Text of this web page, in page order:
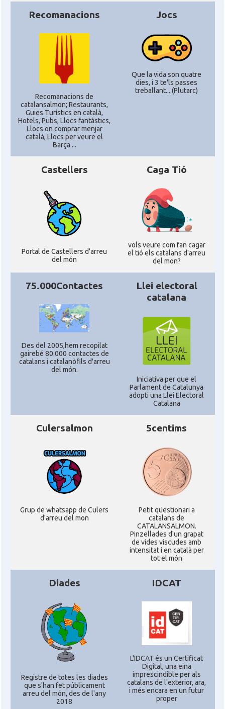
CAMON Catalans a RENO
CAMON Catalans a SAINT LOUIS
CAMON Catalans a San Antonio - Texas
CAMON Catalans a San Diego
CAMON Catalans a SAN FRANCISCO
Catalans a Sarasota, Florida, USA
CAMON Catalans a SEATTLE
CAMON
Catalans a Silicon Valley (San Jose),
California, USA
CAMON Catalans a TAMPA
CAMON Catalans a TENNESSEE
CAMON Catalans a UTAH
CAMON Catalans a VIRGINIA
Catalans a WASHINGTON DC
Catalans a WISCONSIN
Casal
American Institute for Catalan
Studies (AICS)
Casal Català del Nord de Califòrnia
Casal dels Països Catalans a
Califòrnia
Catalan Institute of America
Casal Fundació Paulí Bellet
North American Catalan Society
(NACS)
Acció ACCIÓ a Austin
Recomanacions
Recomanacions de
catalansalmon; Restaurants,
Guies Turístics en català,
Hotels, Pubs, Llocs fantàstics,
Llocs on comprar menjar
català, Llocs per veure el
Barça ...
Jocs
Que la vida son quatre
dies, i 3 te'ls passes
treballant... (Plutarc)
Castellers
Portal de Castellers d'arreu
del món
Caga Tió
vols veure com fan cagar
el tió els catalans d'arreu
del mon?
75.000Contactes
Des del 2005,hem recopilat
gairebé 80.000 contactes de
catalans i catalanòfils d'arreu
del món.
Llei electoral
catalana
Iniciativa per que el
Parlament de Catalunya
adopti una Llei Electoral
Catalana
Culersalmon
Grup de whatsapp de Culers
d'arreu del mon
5centims
Petit qüestionari a
catalans de
CATALANSALMON.
Pinzellades d'un grapat
de vides viscudes amb
intensitat i en català per
tot el món
Diades
Registre de totes les diades
que s'han fet públicament
arreu del món, des de l'any
2018
IDCAT
L'IDCAT és un Certificat
Digital, una eina
imprescindible per als
catalans de l'exterior, ara,
i més encara en un futur
proper